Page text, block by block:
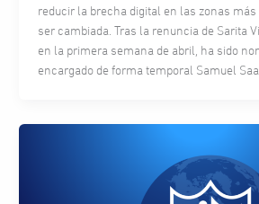
reducir la brecha digital en las zonas más
ser cambiada. Tras la renuncia de Sarita
en la primera semana de abril, ha sido
encargado de forma temporal Samuel